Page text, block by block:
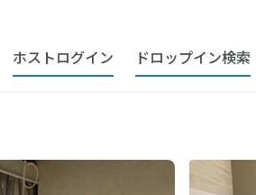
ホストログイン ドロップイン検索